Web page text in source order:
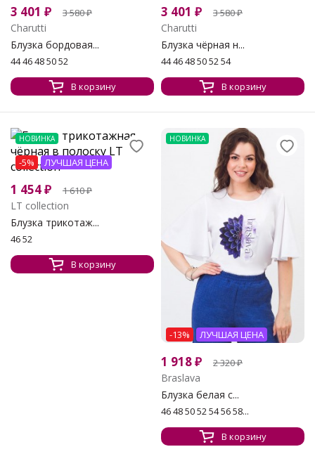
3 401 ₽ 3 580₽
Charutti
Блузка бордовая...
44 46 48 50 52
В корзину
3 401 ₽ 3 580₽
Charutti
Блузка чёрная н...
44 46 48 50 52 54
В корзину
НОВИНКА
-5% ЛУЧШАЯ ЦЕНА
1 454₽ 1 610₽
LT collection
Блузка трикотаж...
46 52
В корзину
НОВИНКА
-13% ЛУЧШАЯ ЦЕНА
1 918₽ 2 320₽
Braslava
Блузка белая с...
46 48 50 52 54 56 58...
В корзину